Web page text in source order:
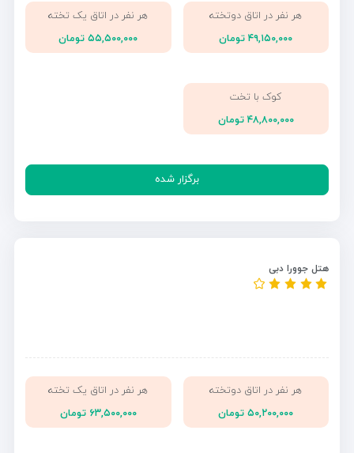
هر نفر در اتاق دوتخته
۴۹,۱۵۰,۰۰۰ تومان
هر نفر در اتاق یک تخته
۵۵,۵۰۰,۰۰۰ تومان
کوک با تخت
۴۸,۸۰۰,۰۰۰ تومان
برگزار شده
هتل جوورا دبی
هر نفر در اتاق دوتخته
۵۰,۲۰۰,۰۰۰ تومان
هر نفر در اتاق یک تخته
۶۳,۵۰۰,۰۰۰ تومان